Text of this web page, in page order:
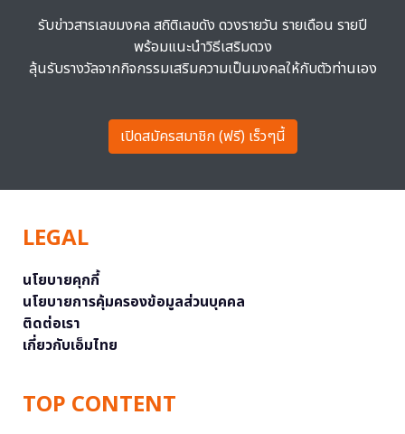
รับข่าวสารเลขมงคล สถิติเลขดัง ดวงรายวัน รายเดือน รายปี
พร้อมแนะนำวิธีเสริมดวง
ลุ้นรับรางวัลจากกิจกรรมเสริมความเป็นมงคลให้กับตัวท่านเอง
เปิดสมัครสมาชิก (ฟรี) เร็วๆนี้
LEGAL
นโยบายคุกกี้
นโยบายการคุ้มครองข้อมูลส่วนบุคคล
ติดต่อเรา
เกี่ยวกับเอ็มไทย
TOP CONTENT